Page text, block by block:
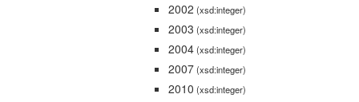
2002 (xsd:integer)
2003 (xsd:integer)
2004(xsd:integer)
2007(xsd:integer)
2010 (xsd:integer)